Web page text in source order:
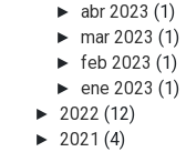
►abr 2023(1)
►mar 2023(1)
►feb 2023(1)
►ene 2023(1)
► 2022 (12)
► 2021 (4)